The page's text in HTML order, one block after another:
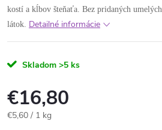
kostí a kĺbov šteňaťa. Bez pridaných
látok. Detailné informácie
Skladom >5 ks
€16,80
Jednotková
€5,60 / 1 kg